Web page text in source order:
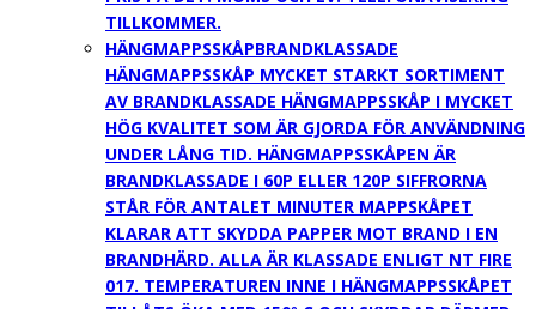
TILLKOMMER.
HÄNGMAPPSSKÅPBRANDKLASSADE
HÄNGMAPPSSKÅP MYCKET STARKT SORTIMENT
AV BRANDKLASSADE HÄNGMAPPSSKÅP I MYCKET
HÖG KVALITET SOM ÄR GJORDA FÖR ANVÄNDNING
UNDER LÅNG TID. HÄNGMAPPSSKÅPEN ÄR
BRANDKLASSADE I 60P ELLER 120P SIFFRORNA
STÅR FÖR ANTALET MINUTER MAPPSKÅPET
KLARAR ATT SKYDDA PAPPER MOT BRAND I EN
BRANDHÄRD. ALLA ÄR KLASSADE ENLIGT NT FIRE
017. TEMPERATUREN INNE I HÄNGMAPPSSKÅPET